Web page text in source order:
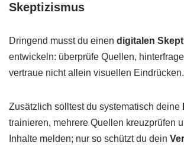
Skeptizismus
Dringend musst du einen digitalen
entwickeln: überprüfe Quellen,
vertraue nicht allein visuellen Eindrücken.
Zusätzlich solltest du systematisch deine
trainieren, mehrere Quellen kreuzprüfen
Inhalte melden; nur so schützt du dein